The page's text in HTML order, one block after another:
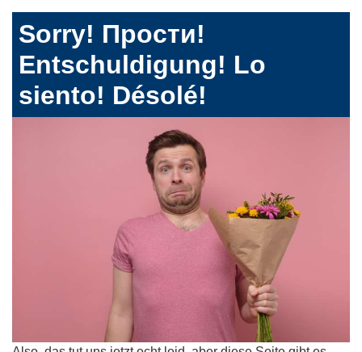
Sorry! Прости!
Entschuldigung! Lo
siento! Désolé!